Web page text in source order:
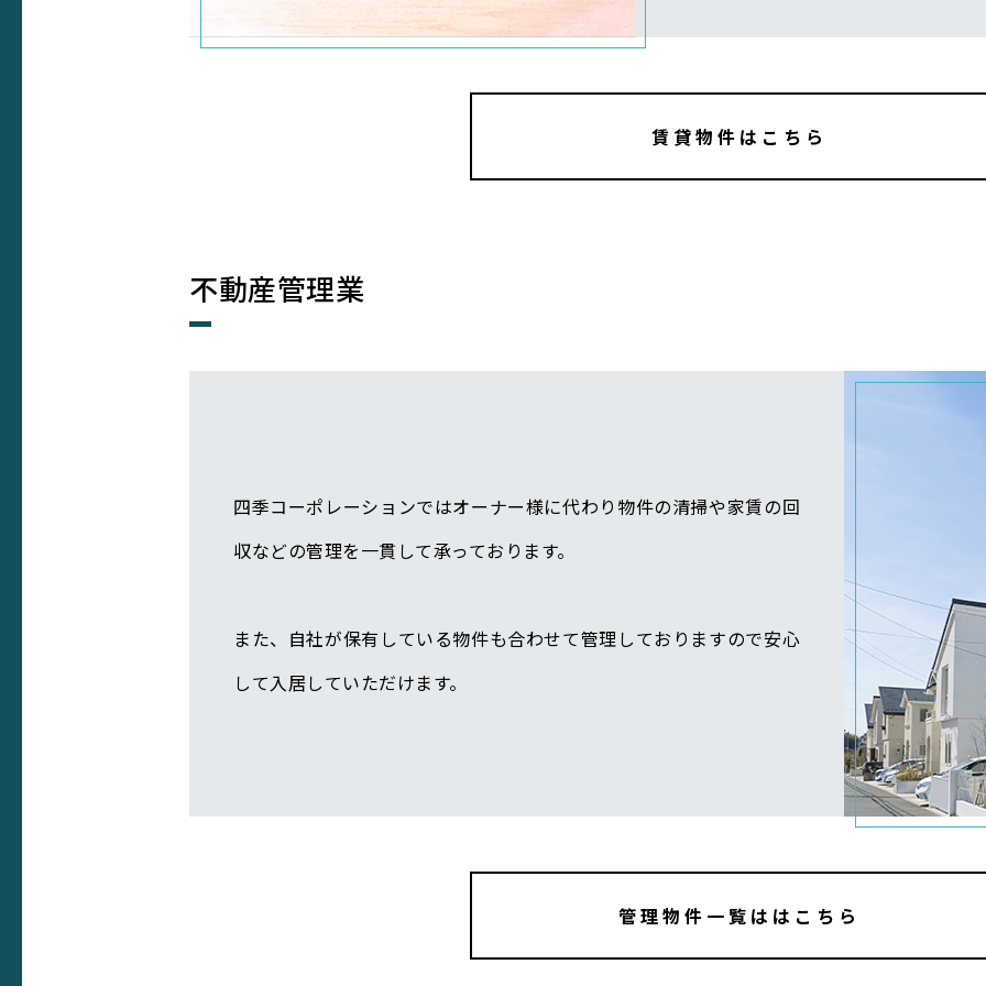
賃貸物件はこちら
不動産管理業
四季コーポレーションではオーナー様に代わり物件の清掃や家賃の回
収などの管理を一貫して承っております。
また、自社が保有している物件も合わせて管理しておりますので安心
して入居していただけます。
管理物件一覧ははこちら